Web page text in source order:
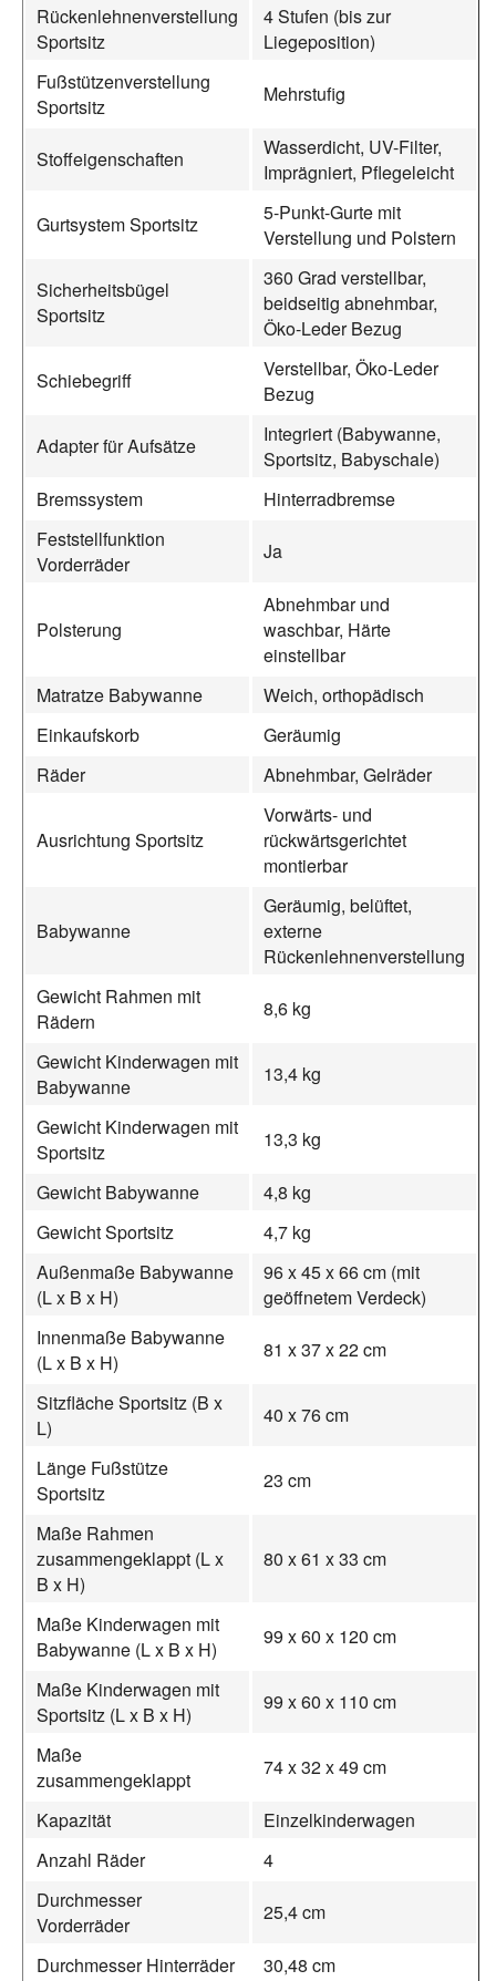
Rückenlehnenverstellung
Sportsitz
4 Stufen (bis zur
Liegeposition)
Fußstützenverstellung
Sportsitz
Mehrstufig
Stoffeigenschaften
Wasserdicht, UV-Filter,
Imprägniert, Pflegeleicht
Gurtsystem Sportsitz
5-Punkt-Gurte mit
Verstellung und Polstern
Sicherheitsbügel
Sportsitz
360 Grad verstellbar,
beidseitig abnehmbar,
Öko-Leder Bezug
Schiebegriff
Verstellbar, Öko-Leder
Bezug
Adapter für Aufsätze
Integriert (Babywanne,
Sportsitz, Babyschale)
Bremssystem
Hinterradbremse
Feststellfunktion
Vorderräder
Ja
Polsterung
Abnehmbar und
waschbar, Härte
einstellbar
Matratze Babywanne
Weich, orthopädisch
Einkaufskorb
Geräumig
Räder
Abnehmbar, Gelräder
Ausrichtung Sportsitz
Vorwärts- und
rückwärtsgerichtet
montierbar
Babywanne
Geräumig, belüftet,
externe
Rückenlehnenverstellung
Gewicht Rahmen mit
Rädern
8,6 kg
Gewicht Kinderwagen mit
Babywanne
13,4 kg
Gewicht Kinderwagen mit
Sportsitz
13,3 kg
Gewicht Babywanne
4,8 kg
Gewicht Sportsitz
4,7 kg
Außenmaße Babywanne
(L x B x H)
96 x 45 x 66 cm (mit
geöffnetem Verdeck)
Innenmaße Babywanne
(L x B x H)
81 x 37 x 22 cm
Sitzfläche Sportsitz (B x
L)
40 x 76 cm
Länge Fußstütze
Sportsitz
23 cm
Maße Rahmen
zusammengeklappt (L x
B x H)
80 x 61 x 33 cm
Maße Kinderwagen mit
Babywanne (L x B x H)
99 x 60 x 120 cm
Maße Kinderwagen mit
Sportsitz (L x B x H)
99 x 60 x 110 cm
Maße
zusammengeklappt
74 x 32 x 49 cm
Kapazität
Einzelkinderwagen
Anzahl Räder
4
Durchmesser
Vorderräder
25,4 cm
Durchmesser Hinterräder 30,48 cm